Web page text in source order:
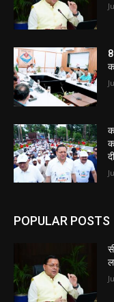
POPULAR POSTS